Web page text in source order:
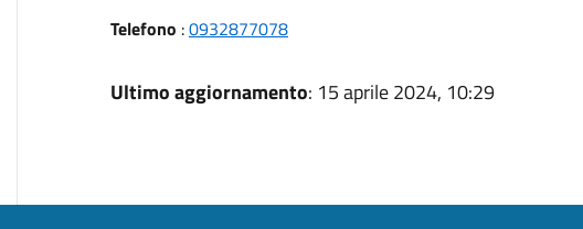
Telefono :0932877078
Ultimo aggiornamento: 15 aprile 2024, 10:29